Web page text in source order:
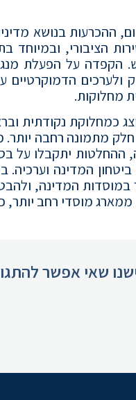
ההכרעות בנושא
הציבורי,
על הפעלת
ולערכים הדמוקרטיים
מחלוקות.
כמחלוקת נקודתית
מתמונה רחבה
יתקבלו על
המדינה וערכיה.
המדינה,
מוסדי רחב יותר,
שאי אפשר